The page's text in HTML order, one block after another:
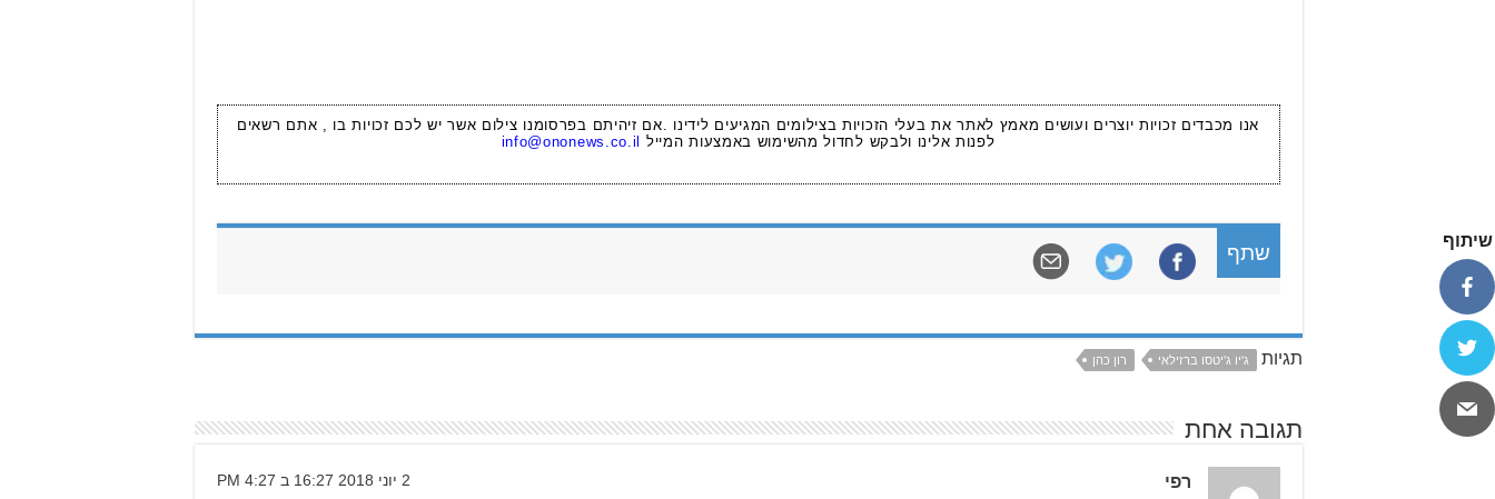
אנו מכבדים זכויות יוצרים ועושים מאמץ לאתר את בעלי הזכויות בצילומים המגיעים לידינו .אם זיהיתם בפרסומנו צילום אשר יש לכם זכויות בו , אתם רשאים
לפנות אלינו ולבקש לחדול מהשימוש באמצעות המייל
info@ononews.co.il
שתף
תגיות ג'יו ג'יטסו ברזילאי רון כהן
תגובה אחת
רפי 2 יוני 2018 16:27 ב 4:27 PM
שיתוף